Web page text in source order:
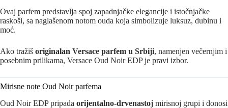
Ovaj parfem predstavlja spoj zapadnjačke elegancije i istočnjačke
raskoši, sa naglašenom notom ouda koja simbolizuje luksuz, dubinu i
moć.
Ako tražiš originalan Versace parfem u Srbiji, namenjen večernjim i
posebnim prilikama, Versace Oud Noir EDP je pravi izbor.
Mirisne note Oud Noir parfema
Oud Noir EDP pripada orijentalno-drvenastoj mirisnoj grupi i donosi